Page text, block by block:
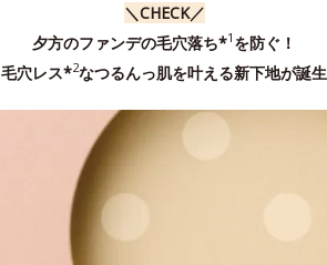
＼CHECK／
夕方のファンデの毛穴落ち*1 を防ぐ！
毛穴レス*2なつるんっ肌を叶える新下地が誕生